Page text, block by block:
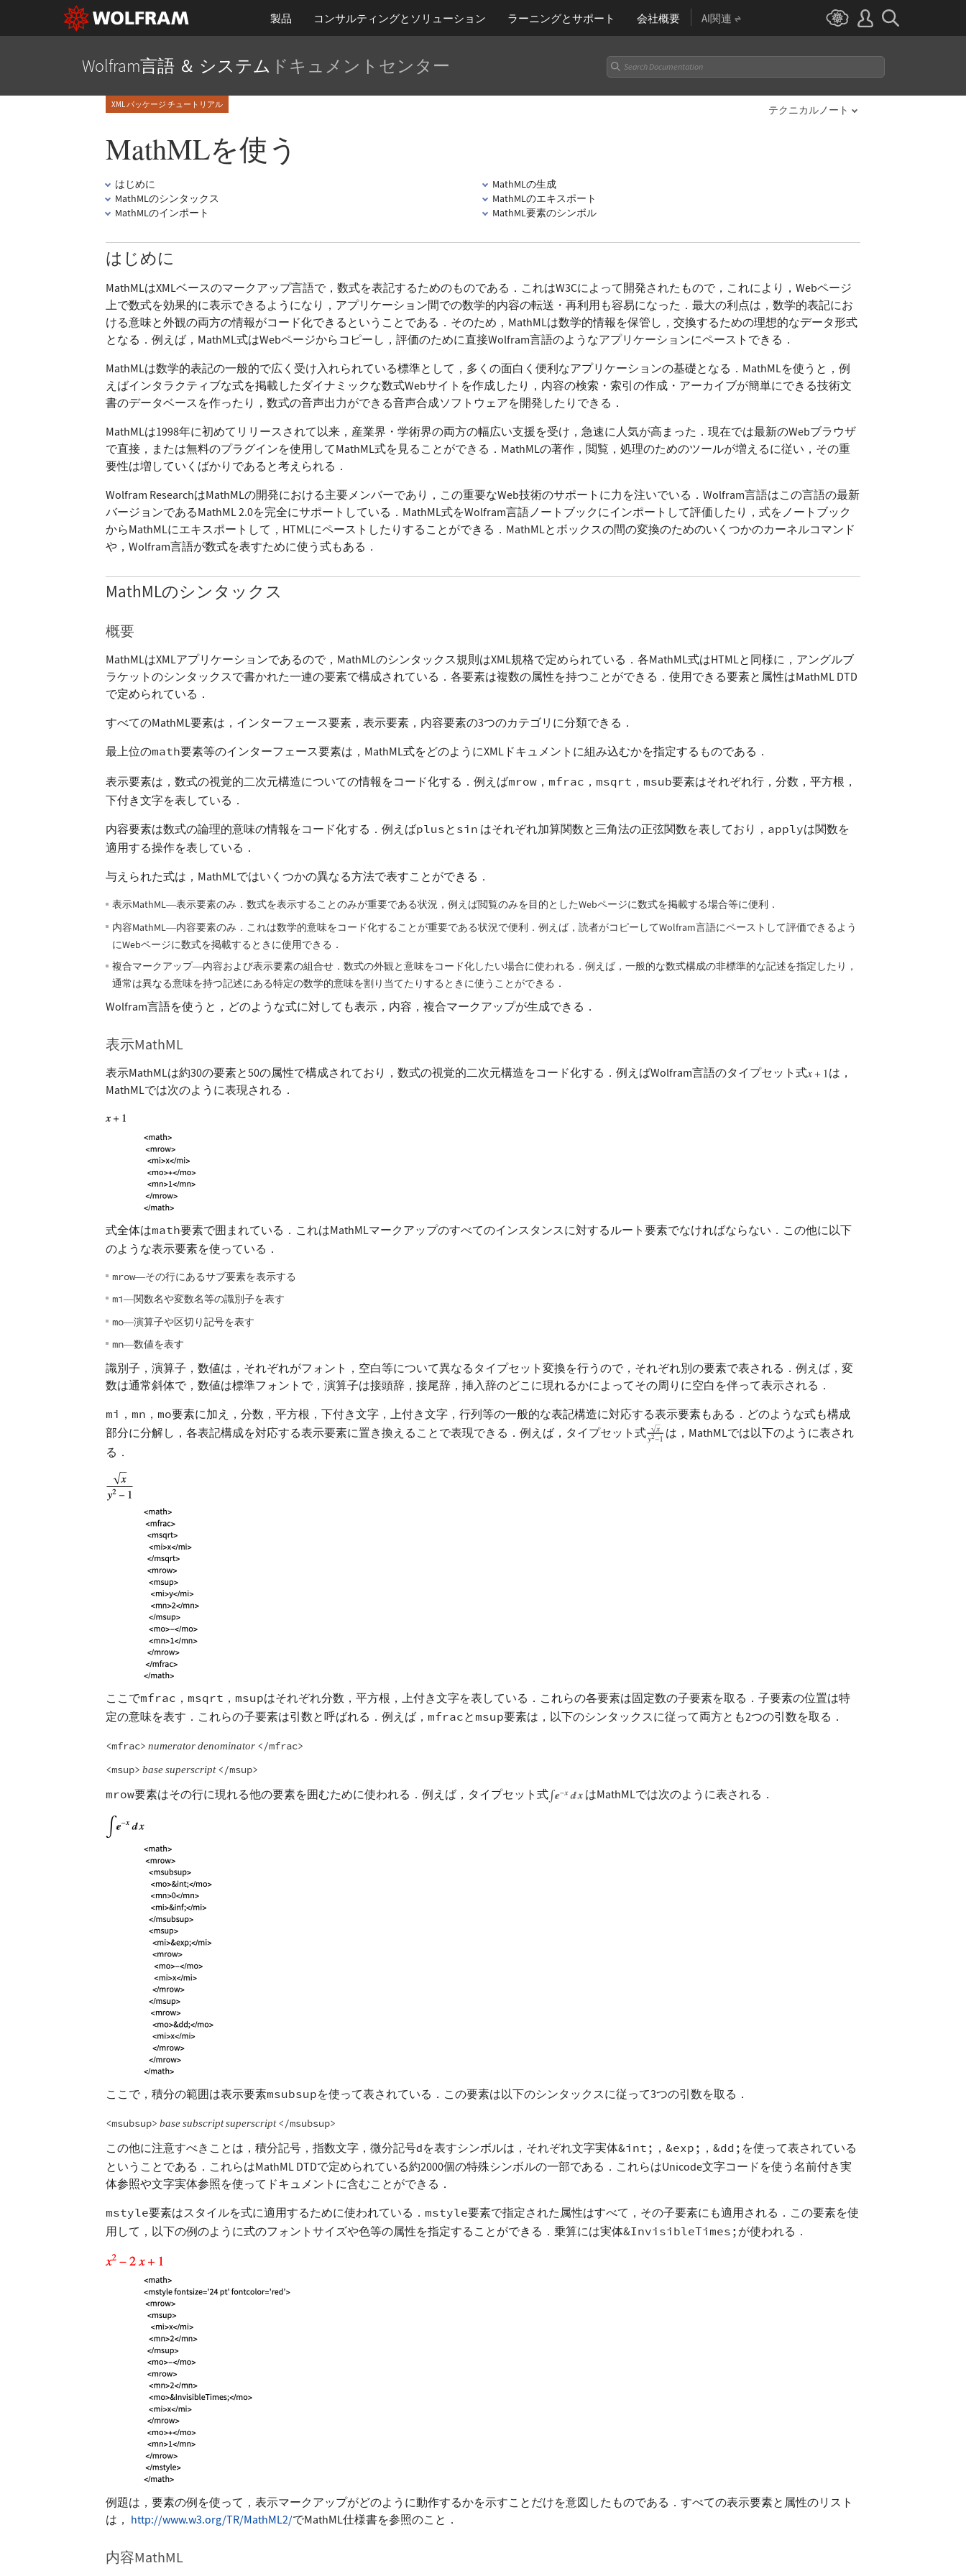
製品 コンサルティングとソリューション ラーニングとサポート 会社概要 AI関連
Wolfram言語 ＆ システム ドキュメントセンター
XML パッケージ チュートリアル テクニカルノート
MathMLを使う
はじめに
MathMLの生成
MathMLのシンタックス
MathMLのエキスポート
MathMLのインポート
MathML要素のシンボル
はじめに
MathMLはXMLベースのマークアップ言語で，数式を表記するためのものである．これはW3Cによって開発されたもので，これにより，Webページ
上で数式を効果的に表示できるようになり，アプリケーション間での数学的内容の転送・再利用も容易になった．最大の利点は，数学的表記にお
ける意味と外観の両方の情報がコード化できるということである．そのため，MathMLは数学的情報を保管し，交換するための理想的なデータ形式
となる．例えば，MathML式はWebページからコピーし，評価のために直接Wolfram言語のようなアプリケーションにペーストできる．
MathMLは数学的表記の一般的で広く受け入れられている標準として，多くの面白く便利なアプリケーションの基礎となる．MathMLを使うと，例
えばインタラクティブな式を掲載したダイナミックな数式Webサイトを作成したり，内容の検索・索引の作成・アーカイブが簡単にできる技術文
書のデータベースを作ったり，数式の音声出力ができる音声合成ソフトウェアを開発したりできる．
MathMLは1998年に初めてリリースされて以来，産業界・学術界の両方の幅広い支援を受け，急速に人気が高まった．現在では最新のWebブラウザ
で直接，または無料のプラグインを使用してMathML式を見ることができる．MathMLの著作，閲覧，処理のためのツールが増えるに従い，その重
要性は増していくばかりであると考えられる．
Wolfram ResearchはMathMLの開発における主要メンバーであり，この重要なWeb技術のサポートに力を注いでいる．Wolfram言語はこの言語の最新
バージョンであるMathML 2.0を完全にサポートしている．MathML式をWolfram言語ノートブックにインポートして評価したり，式をノートブック
からMathMLにエキスポートして，HTMLにペーストしたりすることができる．MathMLとボックスの間の変換のためのいくつかのカーネルコマンド
や，Wolfram言語が数式を表すために使う式もある．
MathMLのシンタックス
概要
MathMLはXMLアプリケーションであるので，MathMLのシンタックス規則はXML規格で定められている．各MathML式はHTMLと同様に，アングルブ
ラケットのシンタックスで書かれた一連の要素で構成されている．各要素は複数の属性を持つことができる．使用できる要素と属性はMathML DTD
で定められている．
すべてのMathML要素は，インターフェース要素，表示要素，内容要素の3つのカテゴリに分類できる．
最上位のmath要素等のインターフェース要素は，MathML式をどのようにXMLドキュメントに組み込むかを指定するものである．
表示要素は，数式の視覚的二次元構造についての情報をコード化する．例えばmrow ， mfrac ， msqrt ， msub要素はそれぞれ行，分数，平方根，
下付き文字を表している．
内容要素は数式の論理的意味の情報をコード化する．例えばplusと sin はそれぞれ加算関数と三角法の正弦関数を表しており， applyは関数を
適用する操作を表している．
与えられた式は，MathMLではいくつかの異なる方法で表すことができる．
表示MathML—表示要素のみ．数式を表示することのみが重要である状況，例えば閲覧のみを目的としたWebページに数式を掲載する場合等に便利．
内容MathML—内容要素のみ．これは数学的意味をコード化することが重要である状況で便利．例えば，読者がコピーしてWolfram言語にペーストして評価できるよう
にWebページに数式を掲載するときに使用できる．
複合マークアップ—内容および表示要素の組合せ．数式の外観と意味をコード化したい場合に使われる．例えば，一般的な数式構成の非標準的な記述を指定したり，
通常は異なる意味を持つ記述にある特定の数学的意味を割り当てたりするときに使うことができる．
Wolfram言語を使うと，どのような式に対しても表示，内容，複合マークアップが生成できる．
表示MathML
表示MathMLは約30の要素と50の属性で構成されており，数式の視覚的二次元構造をコード化する．例えばWolfram言語のタイプセット式
は，
MathMLでは次のように表現される．
式全体はmath要素で囲まれている．これはMathMLマークアップのすべてのインスタンスに対するルート要素でなければならない．この他に以下
のような表示要素を使っている．
mrow—その行にあるサブ要素を表示する
mi—関数名や変数名等の識別子を表す
mo—演算子や区切り記号を表す
mn—数値を表す
識別子，演算子，数値は，それぞれがフォント，空白等について異なるタイプセット変換を行うので，それぞれ別の要素で表される．例えば，変
数は通常斜体で，数値は標準フォントで，演算子は接頭辞，接尾辞，挿入辞のどこに現れるかによってその周りに空白を伴って表示される．
mi ， mn ， mo要素に加え，分数，平方根，下付き文字，上付き文字，行列等の一般的な表記構造に対応する表示要素もある．どのような式も構成
部分に分解し，各表記構成を対応する表示要素に置き換えることで表現できる．例えば，タイプセット式
は，MathMLでは以下のように表され
る．
ここでmfrac ， msqrt ， msupはそれぞれ分数，平方根，上付き文字を表している．これらの各要素は固定数の子要素を取る．子要素の位置は特
定の意味を表す．これらの子要素は引数と呼ばれる．例えば， mfracと msup要素は，以下のシンタックスに従って両方とも2つの引数を取る．
<mfrac> numeratordenominator </mfrac>
<msup> basesuperscript </msup>
mrow要素はその行に現れる他の要素を囲むために使われる．例えば，タイプセット式 はMathMLでは次のように表される．
ここで，積分の範囲は表示要素msubsupを使って表されている．この要素は以下のシンタックスに従って3つの引数を取る．
<msubsup> basesubscriptsuperscript </msubsup>
この他に注意すべきことは，積分記号，指数文字，微分記号dを表すシンボルは，それぞれ文字実体&int; ， &exp; ， &dd; を使って表されている
ということである．これらはMathML DTDで定められている約2000個の特殊シンボルの一部である．これらはUnicode文字コードを使う名前付き実
体参照や文字実体参照を使ってドキュメントに含むことができる．
mstyle要素はスタイルを式に適用するために使われている． mstyle要素で指定された属性はすべて，その子要素にも適用される．この要素を使
用して，以下の例のように式のフォントサイズや色等の属性を指定することができる．乗算には実体&InvisibleTimes; が使われる．
例題は，要素の例を使って，表示マークアップがどのように動作するかを示すことだけを意図したものである．すべての表示要素と属性のリスト
は， http://www.w3.org/TR/MathML2/でMathML仕様書を参照のこと．
内容MathML